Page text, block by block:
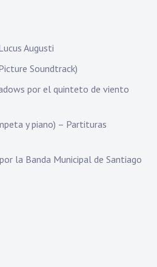
Augusti
Soundtrack)
por el quinteto de viento
y piano) – Partituras
la Banda Municipal de Santiago